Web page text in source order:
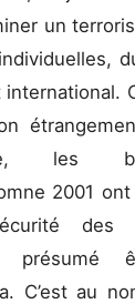
un
les
2001
des
C’est au